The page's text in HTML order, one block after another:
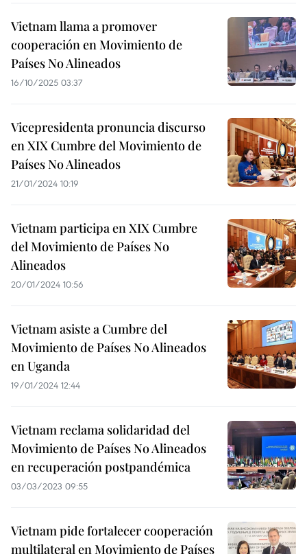
Vietnam llama a promover
cooperación en Movimiento de
Países No Alineados
16/10/2025 03:37
Vicepresidenta pronuncia discurso
en XIX Cumbre del Movimiento de
Países No Alineados
21/01/2024 10:19
Vietnam participa en XIX Cumbre
del Movimiento de Países No
Alineados
20/01/2024 10:56
Vietnam asiste a Cumbre del
Movimiento de Países No Alineados
en Uganda
19/01/2024 12:44
Vietnam reclama solidaridad del
Movimiento de Países No Alineados
en recuperación postpandémica
03/03/2023 09:55
Vietnam pide fortalecer cooperación
multilateral en Movimiento de Países